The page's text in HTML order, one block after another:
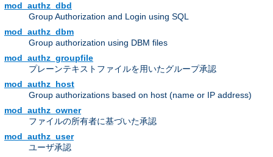
mod_authz_dbd
Group Authorization and Login using SQL
mod_authz_dbm
Group authorization using DBM files
mod_authz_groupfile
プレーンテキストファイルを用いたグループ承認
mod_authz_host
Group authorizations based on host (name or IP address)
mod_authz_owner
ファイルの所有者に基づいた承認
mod_authz_user
ユーザ承認